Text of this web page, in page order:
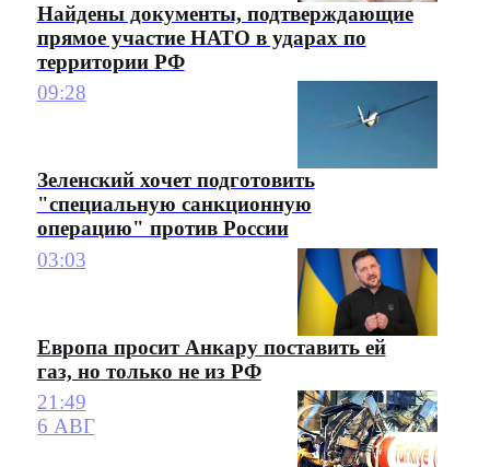
Найдены документы, подтверждающие
прямое участие НАТО в ударах по
территории РФ
09:28
Зеленский хочет подготовить
"специальную санкционную
операцию" против России
03:03
Европа просит Анкару поставить ей
газ, но только не из РФ
21:49
6 АВГ